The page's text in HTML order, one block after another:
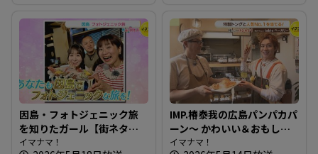
因島・フォトジェニック旅
を知りたガール【街ネタ！
知りたガール】
イマナマ！
IMP.椿泰我の広島パンパカパ
ーン～ かわいい＆おもしろ
いパン！ 四季折々の味も楽
イマナマ！